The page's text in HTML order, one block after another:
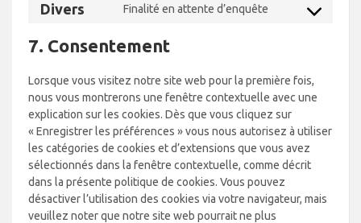
Divers Finalité en attente d’enquête
Consent
7. Consentement
Lorsque vous visitez notre site web pour la première fois,
nous vous montrerons une fenêtre contextuelle avec une
explication sur les cookies. Dès que vous cliquez sur
« Enregistrer les préférences » vous nous autorisez à utiliser
les catégories de cookies et d’extensions que vous avez
sélectionnés dans la fenêtre contextuelle, comme décrit
dans la présente politique de cookies. Vous pouvez
désactiver l’utilisation des cookies via votre navigateur, mais
veuillez noter que notre site web pourrait ne plus